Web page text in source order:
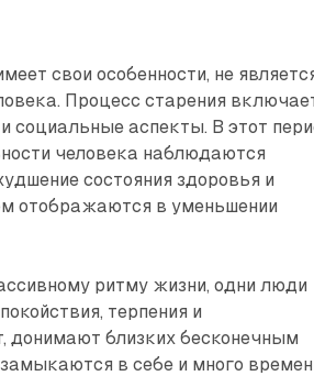
свои особенности, не
Процесс старения
социальные аспекты. В этот
человека наблюдаются
состояния здоровья и
отображаются в уменьшении
ритму жизни, одни люди
терпения и
донимают близких бесконечным
в себе и много